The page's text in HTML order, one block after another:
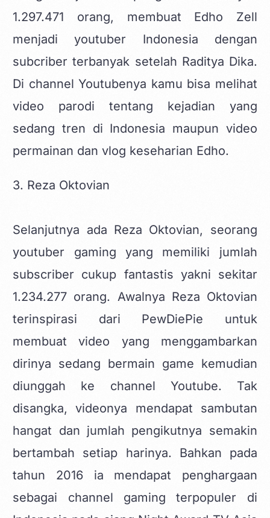
1.297.471 orang, membuat Edho Zell
menjadi youtuber Indonesia dengan
subcriber terbanyak setelah Raditya Dika.
Di channel Youtubenya kamu bisa melihat
video parodi tentang kejadian yang
sedang tren di Indonesia maupun video
permainan dan vlog keseharian Edho.
3. Reza Oktovian
Selanjutnya ada Reza Oktovian, seorang
youtuber gaming yang memiliki jumlah
subscriber cukup fantastis yakni sekitar
1.234.277 orang. Awalnya Reza Oktovian
terinspirasi dari PewDiePie untuk
membuat video yang menggambarkan
dirinya sedang bermain game kemudian
diunggah ke channel Youtube. Tak
disangka, videonya mendapat sambutan
hangat dan jumlah pengikutnya semakin
bertambah setiap harinya. Bahkan pada
tahun 2016 ia mendapat penghargaan
sebagai channel gaming terpopuler di